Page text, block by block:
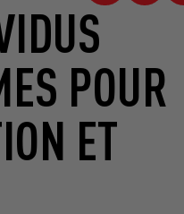
POUR
ET